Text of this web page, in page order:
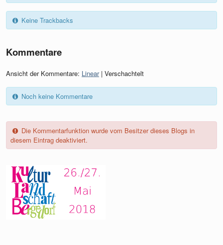
Keine Trackbacks
Kommentare
Ansicht der Kommentare: Linear| Verschachtelt
Noch keine Kommentare
Die Kommentarfunktion wurde vom Besitzer dieses Blogs in
diesem Eintrag deaktiviert.